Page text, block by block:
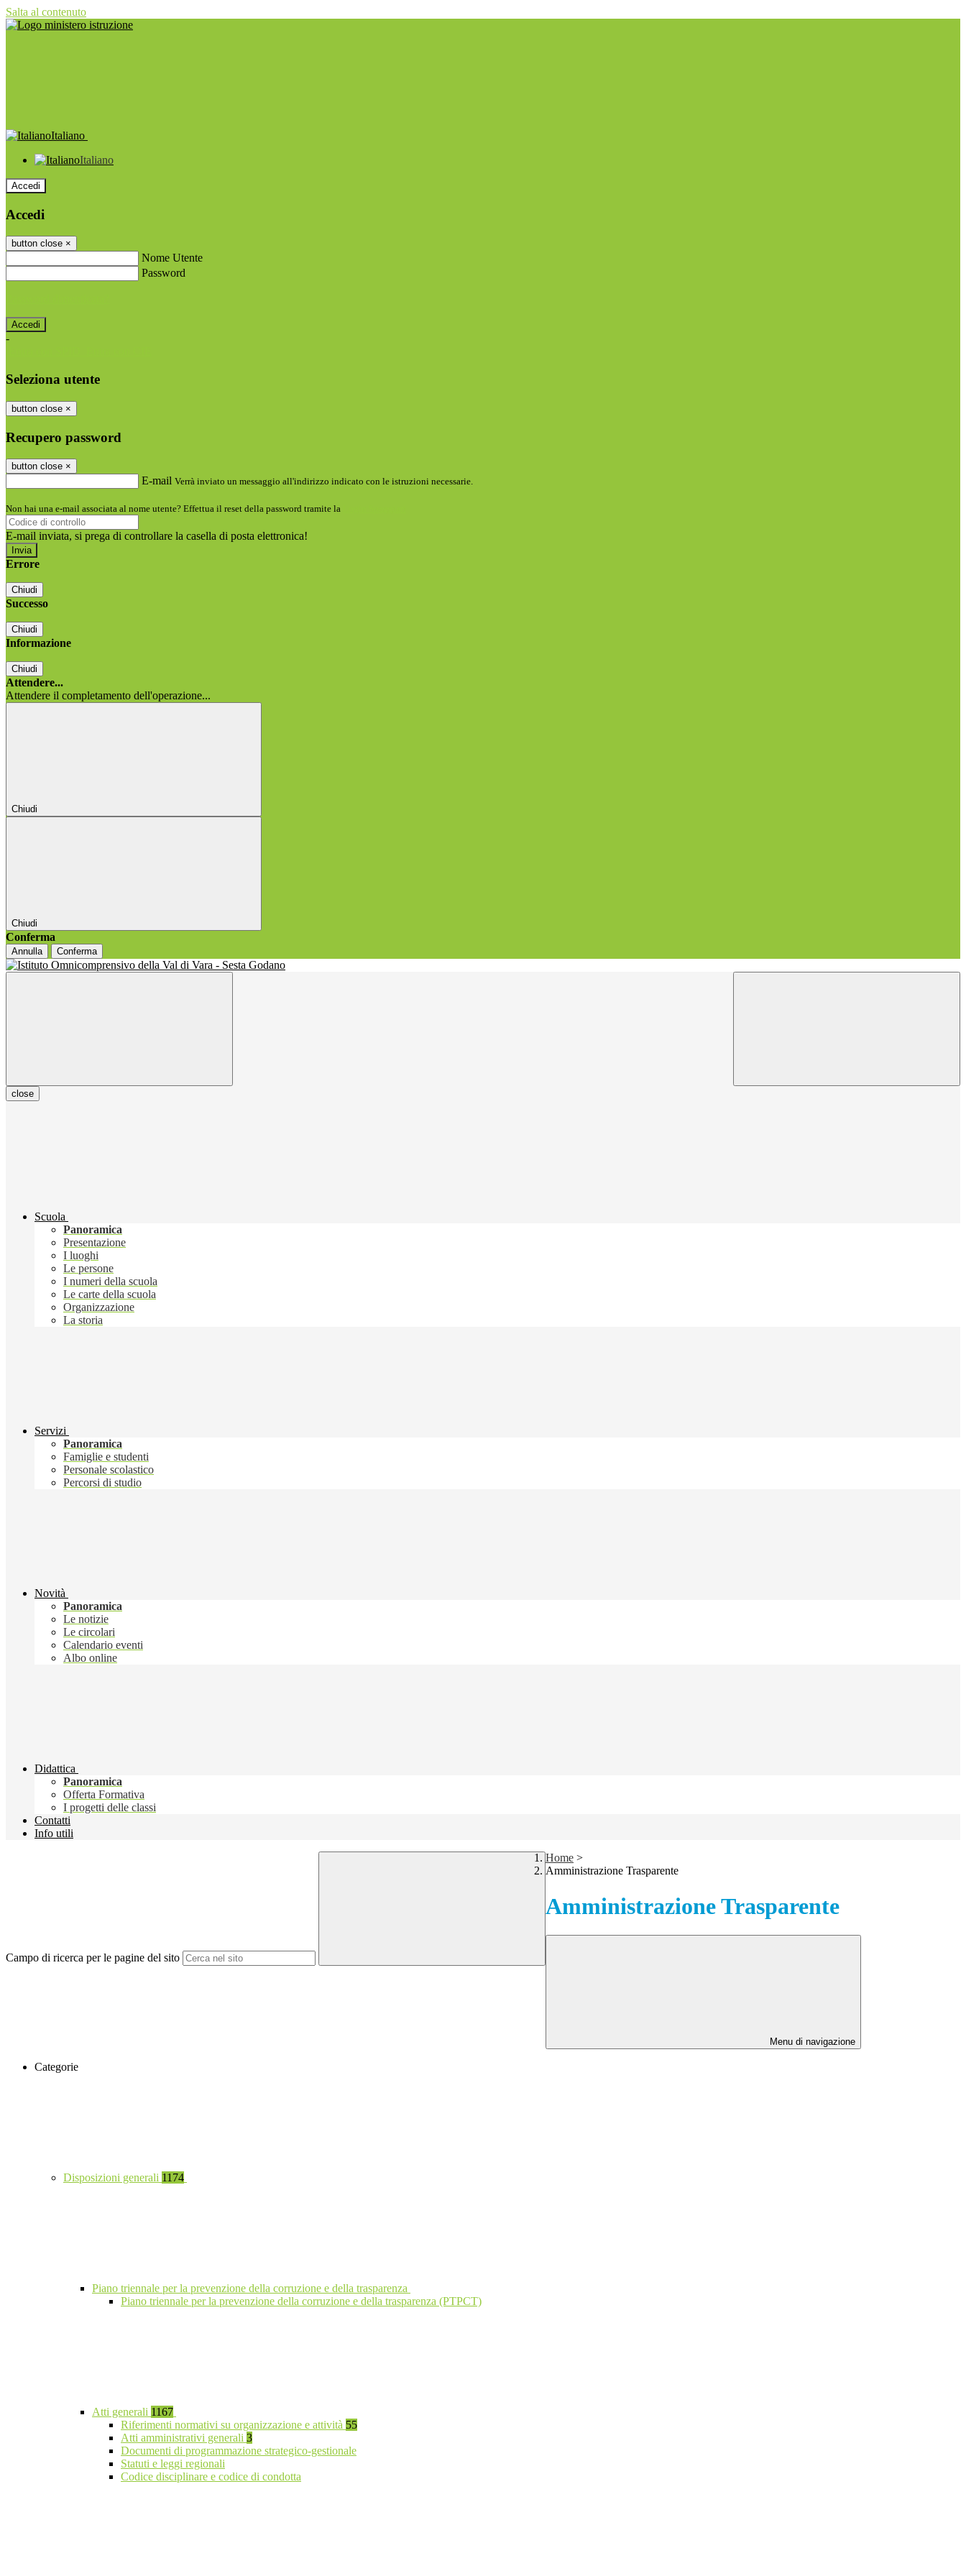
Salta al contenuto
Italiano
Italiano
Accedi
Accedi
button close ×
Nome Utente
Password
-
Seleziona utente
button close ×
Recupero password
button close ×
E-mail Verrà inviato un messaggio all'indirizzo indicato con le istruzioni necessarie.
Non hai una e-mail associata al nome utente? Effettua il reset della password tramite la
E-mail inviata, si prega di controllare la casella di posta elettronica!
Errore
Chiudi
Successo
Chiudi
Informazione
Chiudi
Attendere...
Attendere il completamento dell'operazione...
Chiudi
Chiudi
Conferma
Annulla Conferma
close
Scuola
Panoramica
Presentazione
I luoghi
Le persone
I numeri della scuola
Le carte della scuola
Organizzazione
La storia
Servizi
Panoramica
Famiglie e studenti
Personale scolastico
Percorsi di studio
Novità
Panoramica
Le notizie
Le circolari
Calendario eventi
Albo online
Didattica
Panoramica
Offerta Formativa
I progetti delle classi
Contatti
Info utili
Campo di ricerca per le pagine del sito
Home >
Amministrazione Trasparente
Amministrazione Trasparente
Menu di navigazione
Categorie
Disposizioni generali 1174
Piano triennale per la prevenzione della corruzione e della trasparenza
Piano triennale per la prevenzione della corruzione e della trasparenza (PTPCT)
Atti generali 1167
Riferimenti normativi su organizzazione e attività 55
Atti amministrativi generali 3
Documenti di programmazione strategico-gestionale
Statuti e leggi regionali
Codice disciplinare e codice di condotta